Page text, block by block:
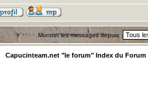
Montrer les messages depuis:
Capucinteam.net "le forum" Index du Forum